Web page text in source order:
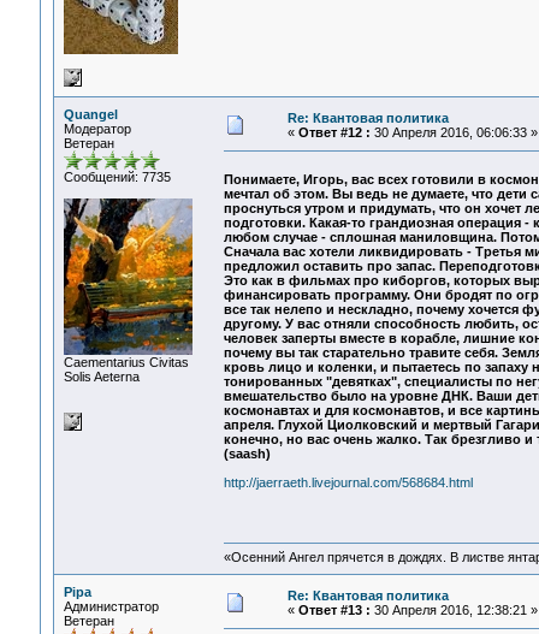
Quangel
Модератор
Ветеран
Сообщений: 7735
Сaementarius Civitas
Solis Aeterna
Re: Квантовая политика
« Ответ #12 : 30 Апреля 2016, 06:06:33 »
Понимаете, Игорь, вас всех готовили в
мечтал об этом. Вы ведь не думаете, что дети
проснуться утром и придумать, что он хочет
подготовки. Какая-то грандиозная операция
любом случае - сплошная маниловщина.
Сначала вас хотели ликвидировать - Третья
предложил оставить про запас.
Это как в фильмах про киборгов, которых
финансировать программу. Они бродят по
все так нелепо и нескладно, почему хочется
другому. У вас отняли способность любить,
человек заперты вместе в корабле, лишние
почему вы так старательно травите себя.
кровь лицо и коленки, и пытаетесь по запаху
тонированных "девятках", специалисты по
вмешательство было на уровне ДНК. Ваши
космонавтах и для космонавтов, и все
апреля. Глухой Циолковский и мертвый
конечно, но вас очень жалко. Так брезгливо и
(saash)
http://jaerraeth.livejournal.com/568684.html
«Осенний Ангел прячется в дождях. В листве
Pipa
Администратор
Ветеран
Re: Квантовая политика
« Ответ #13 : 30 Апреля 2016, 12:38:21 »